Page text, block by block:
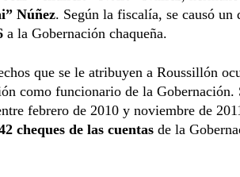
Núñez. Según la fiscalía, se causó un
a la Gobernación chaqueña.
que se le atribuyen a Roussillón
como funcionario de la Gobernación.
febrero de 2010 y noviembre de
cheques de las cuentas de la